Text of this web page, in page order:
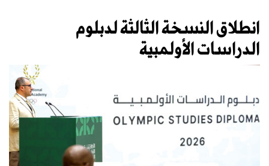
انطلاق النسخة الثالثة لدبلوم
الدراسات الأولمبية